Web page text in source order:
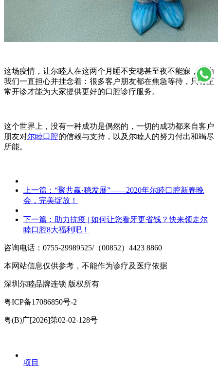
这场疫情，让尔睦人在这两个月睡不安稳甚至夜不能寐，因为
我们一直担心并挂念着：很多客户朋友都在焦急等待，只有正
常开诊才能为大家提供更好的口腔诊疗服务。
这个世界上，没有一种成功是偶然的，一切的成功都来自客户
朋友对尔睦口腔的信赖与支持，以及尔睦人的努力付出和竭尽
所能。
上一篇： “聚共赢·稳发展”——2020年尔睦口腔新春晚
会，完美绽放！
下一篇： 助力抗疫 | 如何让您看牙更省钱？快来领走尔
睦口腔8大福利吧！
咨询电话：0755-29989525/（00852）4423 8860
本网站信息仅供参考，不能作为诊疗及医疗依据
深圳尔睦品牌连锁 版权所有
粤ICP备17086850号-2
粤(B)广[2026]第02-02-128号
项目